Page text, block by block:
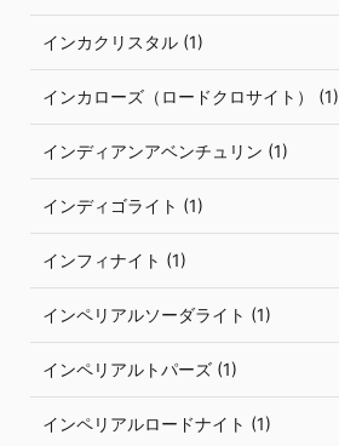
インカクリスタル (1)
インカローズ（ロードクロサイト） (1)
インディアンアベンチュリン (1)
インディゴライト (1)
インフィナイト (1)
インペリアルソーダライト (1)
インペリアルトパーズ (1)
インペリアルロードナイト (1)